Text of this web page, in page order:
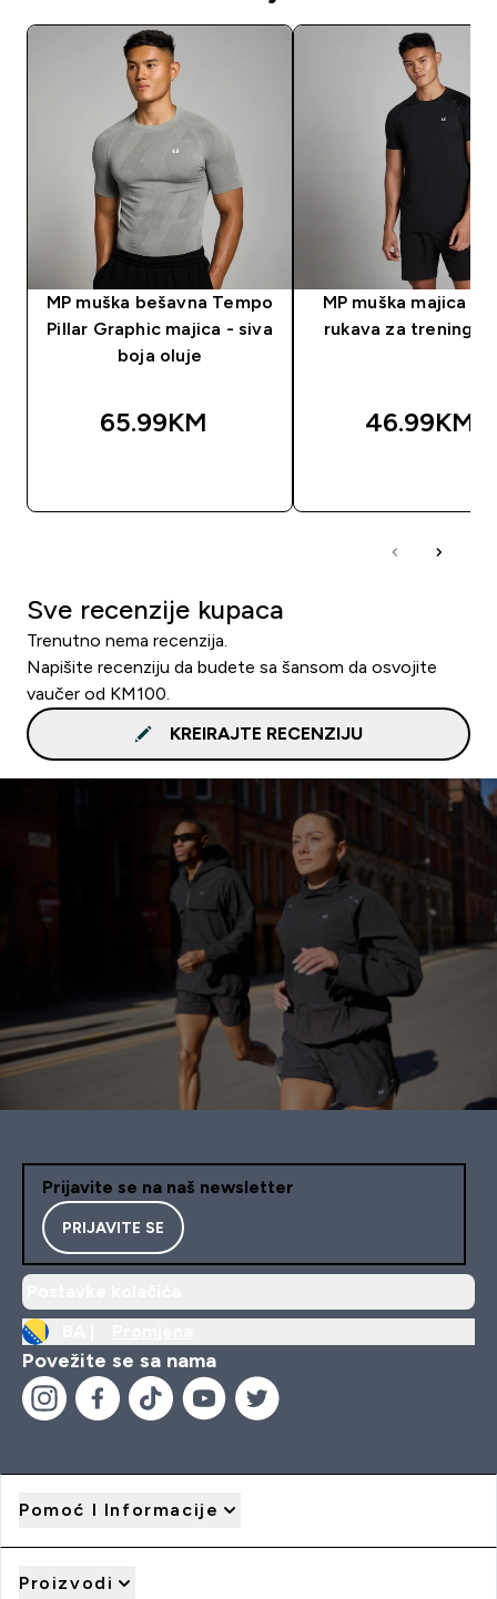
MP muška bešavna Tempo
Pillar Graphic majica - siva
boja oluje
65.99KM‎
MP muška majica
rukava za trening -
46.99KM‎
Sve recenzije kupaca
Trenutno nema recenzija.
Napišite recenziju da budete sa šansom da osvojite
vaučer od KM100.
KREIRAJTE RECENZIJU
Prijavite se na naš newsletter
PRIJAVITE SE
Povežite se sa nama
Pomoć I Informacije
Proizvodi